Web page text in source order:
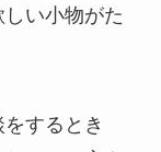
い小物がた
するとき